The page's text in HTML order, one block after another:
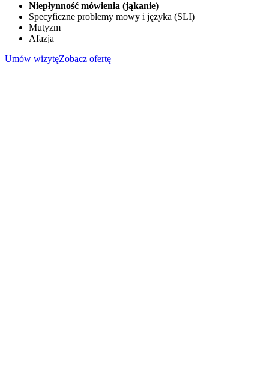
Niepłynność mówienia (jąkanie)
Specyficzne problemy mowy i języka (SLI)
Mutyzm
Afazja
Umów wizytęZobacz ofertę